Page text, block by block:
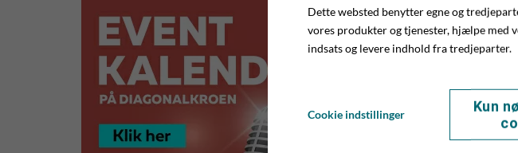
Dette websted benytter egne og
vores produkter og tjenester, hjælpe med
indsats og levere indhold fra tredjeparter.
Cookie indstillinger
Kun